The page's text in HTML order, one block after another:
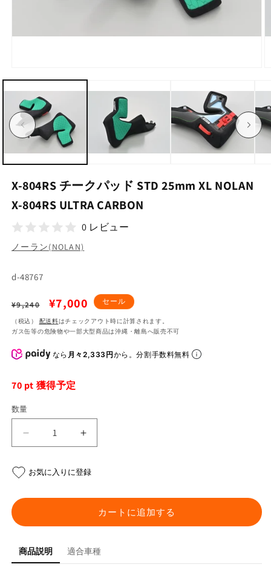
ー
ダ
ル
で
メ
デ
開
く
X-804RS チークパッド STD 25mm XL NOLAN
X-804RS ULTRA CARBON
0 レビュー
ノーラン(NOLAN)
SKU:
d-48767
通
常
価
格
¥9,240
セ
ー
ル
価
¥7,000 セール
（税込） 配送料はチェックアウト時に計算されます。
ガス缶等の危険物や一部大型商品は沖縄・離島へ販売不可
なら 月々2,333円から。分割手数料無料
70 pt 獲得予定
数量
804RS
ー
STD
25mm
X-
804RS
ー
STD
25mm
お気に入りに登録
カートに追加する
商品説明 適合車種